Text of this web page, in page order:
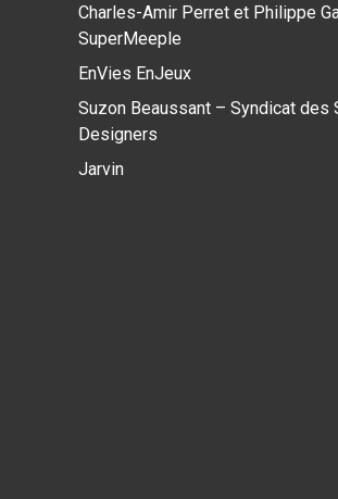
Charles-Amir Perret et Philippe
SuperMeeple
EnVies EnJeux
Suzon Beaussant – Syndicat des
Designers
Jarvin